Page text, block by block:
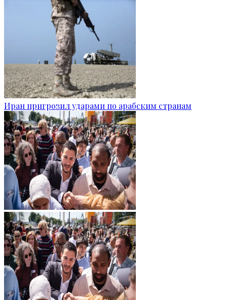
Иран пригрозил ударами по арабским странам